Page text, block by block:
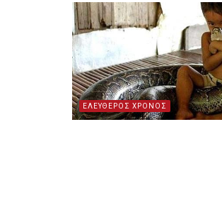
ΕΛΕΥΘΕΡΟΣ ΧΡΟΝΟΣ